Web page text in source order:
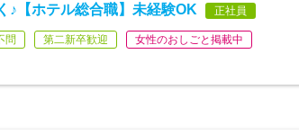
♪【ホテル総合職】未経験OK 正社員
問 第二新卒歓迎 女性のおしごと掲載中